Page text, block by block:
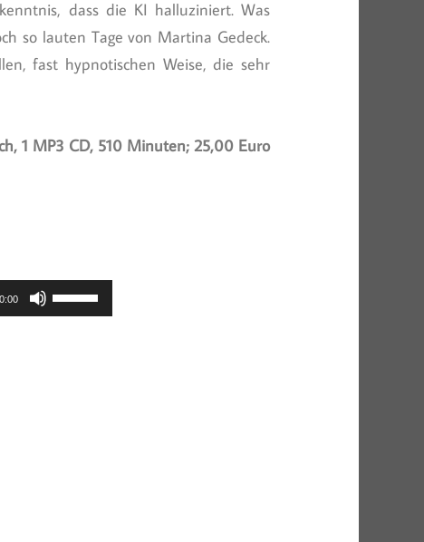
dass die KI halluziniert. Was
so lauten Tage von Martina Gedeck.
fast hypnotischen Weise, die sehr
1 MP3 CD, 510 Minuten; 25,00 Euro
Pfeiltasten
Hoch/Runter